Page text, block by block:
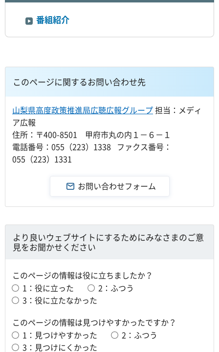
番組紹介
このページに関するお問い合わせ先
山梨県高度政策推進局広聴広報グループ担当：メディ
ア広報
住所：〒400-8501 甲府市丸の内１－６－１
電話番号：055（223）1338 ファクス番号：
055（223）1331
より良いウェブサイトにするためにみなさまのご意
見をお聞かせください
このページの情報は役に立ちましたか？
1：役に立った
2：ふつう
3：役に立たなかった
このページの情報は見つけやすかったですか？
1：見つけやすかった
2：ふつう
3：見つけにくかった